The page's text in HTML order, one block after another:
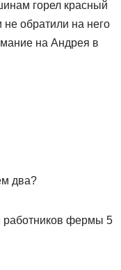
горел красный
обратили на него
на Андрея в
два?
работников фермы 5